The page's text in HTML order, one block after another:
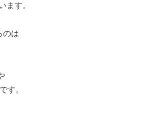
ます。
のは
す。